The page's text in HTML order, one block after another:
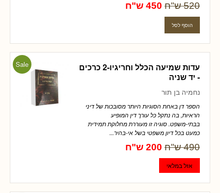
520 ש"ח 450 ש"ח
Sale
עדות שמיעה הכלל וחריגיו-2 כרכים
- יד שניה
נחמיה בן תור
הספר דן באחת הסוגיות היותר מסובכות של דיני
הראיות, בה נתקל כל עורך דין המופיע
בבתי-משפט. סוגיה זו מעוררת מחלוקת תמידית
כמעט בכל דיון משפטי בשל אי-בהיר...
490 ש"ח 200 ש"ח